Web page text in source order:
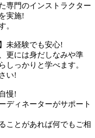
専門のインストラクター
実施!
。
未経験でも安心!
更には身だしなみや準
しっかりと学べます。
い!
慢!
ディネーターがサポート
ことがあれば何でもご相